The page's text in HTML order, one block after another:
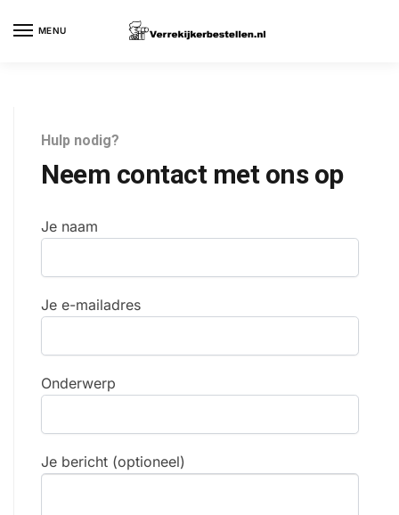
MENU
Hulp nodig?
Neem contact met ons op
Je naam
Je e-mailadres
Onderwerp
Je bericht (optioneel)